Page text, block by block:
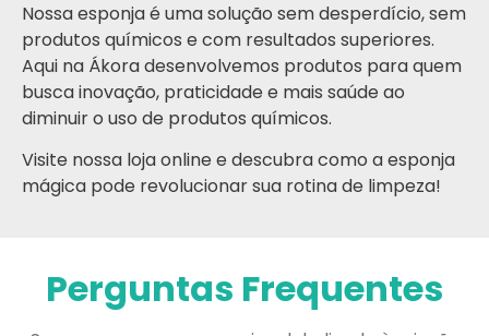
Nossa esponja é uma solução sem desperdício, sem
produtos químicos e com resultados superiores.
Aqui na Ákora desenvolvemos produtos para quem
busca inovação, praticidade e mais saúde ao
diminuir o uso de produtos químicos.
Visite nossa loja online e descubra como a esponja
mágica pode revolucionar sua rotina de limpeza!
Perguntas Frequentes